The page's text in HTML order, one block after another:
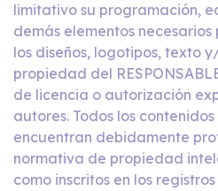
limitativo su programación,
demás elementos
los diseños, logotipos, texto
propiedad del
de licencia o autorización
autores. Todos los
encuentran debidamente
normativa de propiedad
como inscritos en los